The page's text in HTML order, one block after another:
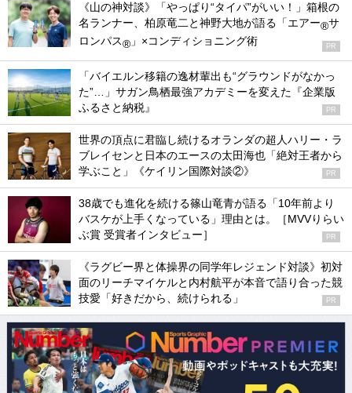
《山の神対談》「やっぱり“タイパ”がいい！」箱根の
名ランナー、柏原竜二と神野大地が語る「エアー®サ
ロンパス® 」×コンディショニング術 PR
「バイエルン移籍の逸材輩出も“グラウンドがなかっ
た”…」サガン鳥栖最強アカデミーを変えた『企業版
ふるさと納税』
PR
世界の頂点に君臨し続けるオランダの超人ハリー・ラ
ブレイセンと日本のエースの太田海也「絶対王者から
学ぶこと」《ケイリン国際対談②》
PR
38歳でも進化を続ける篠山竜青が語る「10年前より
バスケが上手くなっている」理由とは。［MVVりらい
ぶ賞 受賞者インタビュー］
PR
《ラグビー界と体操界の同学年レジェンド対談》初対
面のリーチマイケルと内村航平が本音で語り合った競
技愛「好きだから、続けられる」
PR